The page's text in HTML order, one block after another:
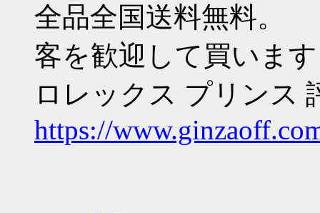
全品全国送料無料。
客を歓迎して買いま
ロレックス プリンス
https://